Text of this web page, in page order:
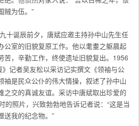
贼为伍。”
诞辰前夕，唐斌应邀主持孙中山先生任
公室的旧貌复原工作。他以耄耋之躯晨起
苦，辛勤工作，终使遗址旧貌复出。1956
记者吴友松以采访记实撰文《领袖与公
袖是民众公仆的伟大情操，叙述了孙中山
之交的真诚友谊。采访中唐斌取出珍爱的
的照片，兴致勃勃地告诉记者说：“这是当
送我的纪念物。”